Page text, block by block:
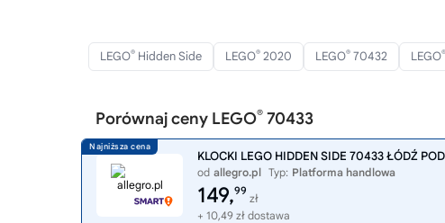
LEGO® Hidden Side LEGO® 2020 LEGO® 70432 LEGO®
Porównaj ceny LEGO® 70433
KLOCKI LEGO HIDDEN SIDE 70433 ŁÓDŹ
od allegro.pl Typ: Platforma handlowa
149,99
zł
+ 10,49 zł dostawa